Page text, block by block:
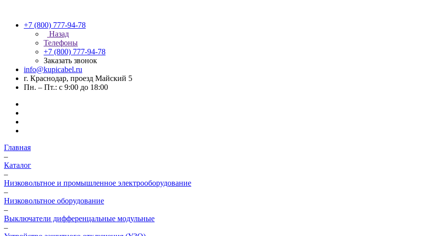
+7 (800) 777-94-78
Назад
Телефоны
+7 (800) 777-94-78
Заказать звонок
info@kupicabel.ru
г. Краснодар, проезд Майский 5
Пн. – Пт.: с 9:00 до 18:00
Главная
–
Каталог
–
Низковольтное и промышленное электрооборудование
–
Низковольтное оборудование
–
Выключатели дифференцальные модульные
–